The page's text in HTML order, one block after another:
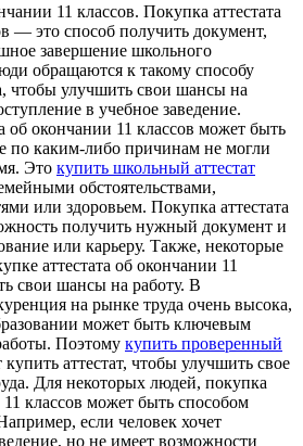
11 классов. Покупка аттестата
— это способ получить документ,
завершение школьного
обращаются к такому способу
чтобы улучшить свои шансы на
в учебное заведение.
об окончании 11 классов может быть
по каким-либо причинам не могли
Это купить школьный аттестат
обстоятельствами,
или здоровьем. Покупка аттестата
получить нужный документ и
или карьеру. Также, некоторые
аттестата об окончании 11
свои шансы на работу. В
на рынке труда очень высока,
может быть ключевым
Поэтому купить проверенный
аттестат, чтобы улучшить свое
Для некоторых людей, покупка
11 классов может быть способом
если человек хочет
но не имеет возможности